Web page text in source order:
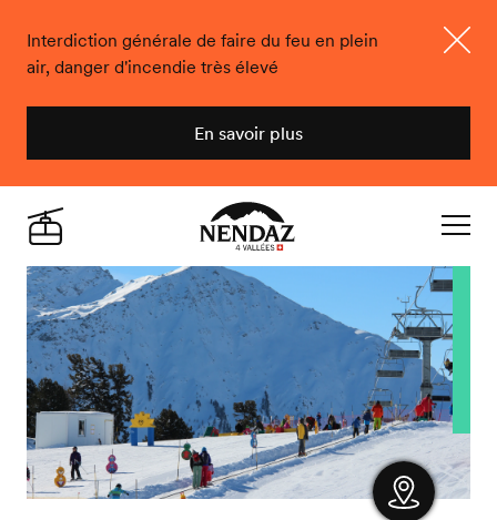
Interdiction générale de faire du feu en plein
air, danger d'incendie très élevé
En savoir plus
Nendaz
Live